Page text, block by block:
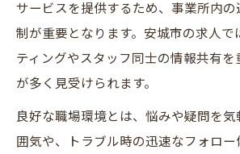
サービスを提供するため、事業所内
制が重要となります。安城市の求人で
ティングやスタッフ同士の情報共有を
が多く見受けられます。
良好な職場環境とは、悩みや疑問を
囲気や、トラブル時の迅速なフォロ